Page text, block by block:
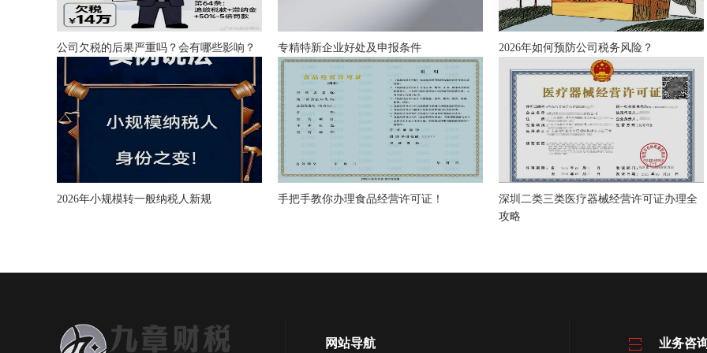
公司欠税的后果严重吗？会有哪些影响？ 专精特新企业好处及申报条件 2026年如何预防公司税务风险？
2026年小规模转一般纳税人新规 手把手教你办理食品经营许可证！
深圳二类三类医疗器械经营许可证办理全
攻略
网站导航 业务咨